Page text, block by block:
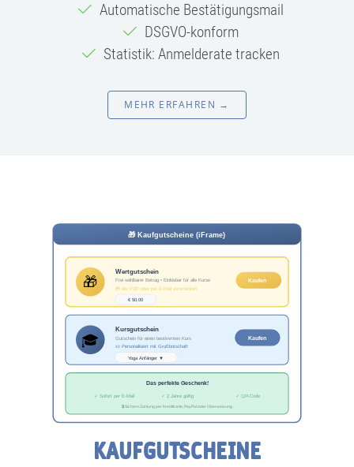
Automatische Bestätigungsmail
DSGVO-konform
Statistik: Anmelderate tracken
MEHR ERFAHREN →
KAUFGUTSCHEINE